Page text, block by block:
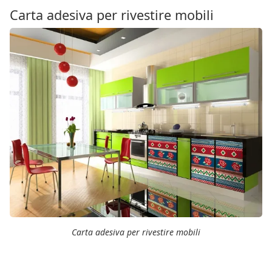
Carta adesiva per rivestire mobili
Carta adesiva per rivestire mobili